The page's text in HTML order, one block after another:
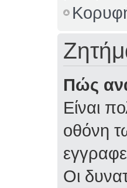
Πώς
Είναι
οθόνη
Οι